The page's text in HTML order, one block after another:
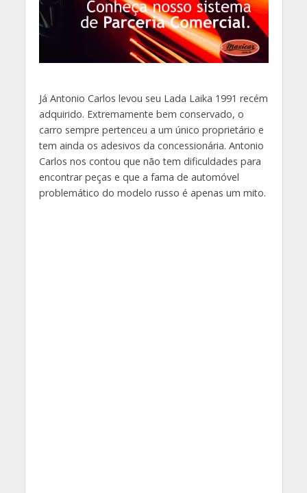
Já Antonio Carlos levou seu Lada Laika 1991 recém
adquirido. Extremamente bem conservado, o
carro sempre pertenceu a um único proprietário e
tem ainda os adesivos da concessionária. Antonio
Carlos nos contou que não tem dificuldades para
encontrar peças e que a fama de automóvel
problemático do modelo russo é apenas um mito.